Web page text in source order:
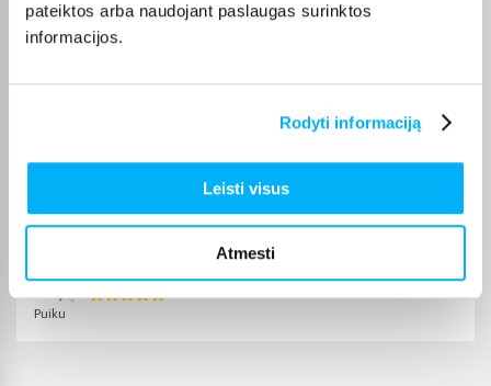
pateiktos arba naudojant paslaugas surinktos
informacijos.
Rodyti informaciją
Leisti visus
Atmesti
pristatysime per nurodytą terminą, o jei pageidausite
užsakymą atsiimti patys, atitinkamai pažymėtas prekes
Pirkėjų atsiliepimai apie prekes
Patvirtintas pirkėjas
Puiku